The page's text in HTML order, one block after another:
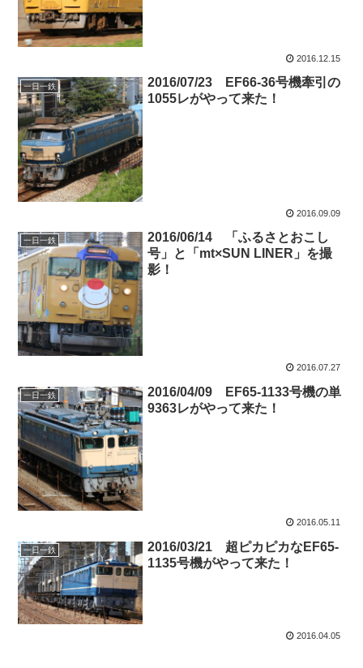
2016.12.15
一日一鉄
2016/07/23 EF66-36号機牽引の
1055レがやって来た！
2016.09.09
一日一鉄
2016/06/14 「ふるさとおこし
号」と「mt×SUN LINER」を撮
影！
2016.07.27
一日一鉄
2016/04/09 EF65-1133号機の単
9363レがやって来た！
2016.05.11
一日一鉄
2016/03/21 超ピカピカなEF65-
1135号機がやって来た！
2016.04.05